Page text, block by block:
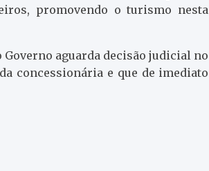
promovendo o turismo nesta
aguarda decisão judicial no
concessionária e que de imediato